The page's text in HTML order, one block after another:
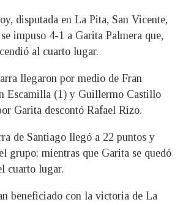
disputada en La Pita, San Vicente,
impuso 4-1 a Garita Palmera que,
al cuarto lugar.
llegaron por medio de Fran
Escamilla (1) y Guillermo Castillo
Garita descontó Rafael Rizo.
de Santiago llegó a 22 puntos y
grupo; mientras que Garita se quedó
cuarto lugar.
beneficiado con la victoria de La